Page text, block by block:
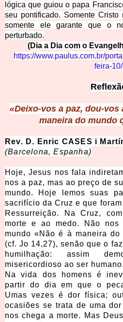
lógica que guiou o papa
seu pontificado. Somente
somente ele garante que o
perturbado.
(Dia a Dia com o
https://www.paulus.com.br/
feira-10/
«Deixo-vos a paz, dou-vos
maneira do mundo
Rev. D. Enric CASES i
(Barcelona, Espanha)
Hoje, Jesus nos fala
nos a paz, mas ao preço de
mundo. Hoje lemos suas
sacrifício da Cruz e que
Ressurreição. Na Cruz,
morte e ao medo. Não
mundo «Não é à maneira
(cf. Jo 14,27), senão que o
humilhação: assim
misericordioso ao ser humano.
Na vida dos homens é
partir do dia em que o
Umas vezes é dor física;
ocasiões se trata de uma
nos chega a morte. Mas